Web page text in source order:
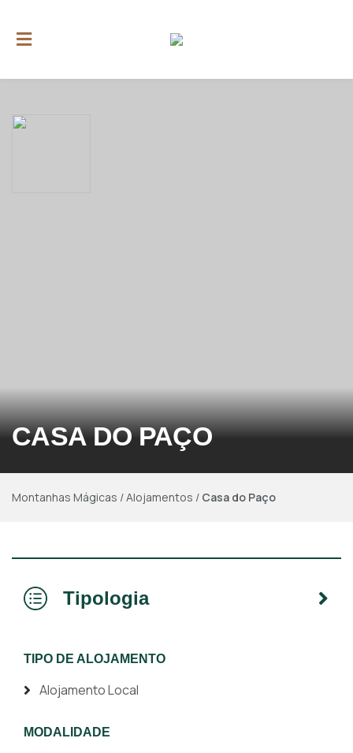
CASA DO PAÇO
Montanhas Mágicas /Alojamentos / Casa do Paço
Tipologia
TIPO DE ALOJAMENTO
Alojamento Local
MODALIDADE